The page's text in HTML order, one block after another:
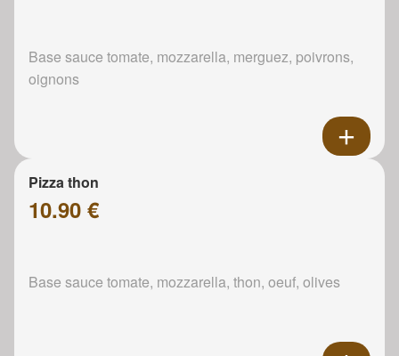
Base sauce tomate, mozzarella, merguez, poivrons,
oignons
Pizza thon
10.90 €
Base sauce tomate, mozzarella, thon, oeuf, olives